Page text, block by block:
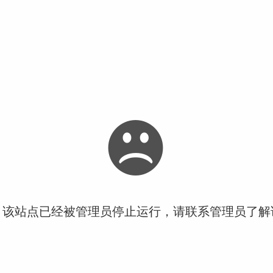
站点已经被管理员停止运行，请联系管理员了